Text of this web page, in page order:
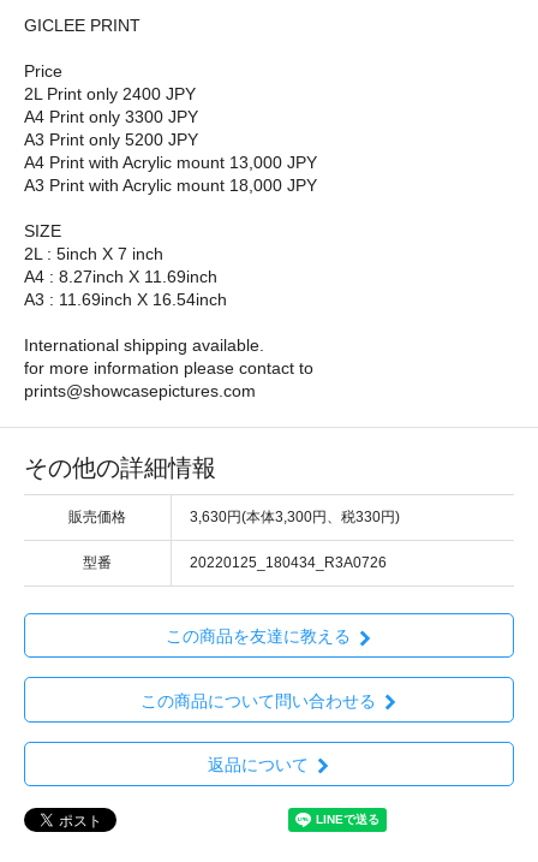
GICLEE PRINT
Price
2L Print only 2400 JPY
A4 Print only 3300 JPY
A3 Print only 5200 JPY
A4 Print with Acrylic mount 13,000 JPY
A3 Print with Acrylic mount 18,000 JPY
SIZE
2L : 5inch X 7 inch
A4 : 8.27inch X 11.69inch
A3 : 11.69inch X 16.54inch
International shipping available.
for more information please contact to
prints@showcasepictures.com
その他の詳細情報
販売価格 3,630円(本体3,300円、税330円)
型番 20220125_180434_R3A0726
この商品を友達に教える
この商品について問い合わせる
返品について